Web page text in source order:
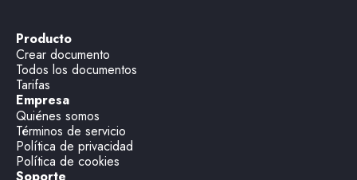
Producto
Crear documento
Todos los documentos
Tarifas
Empresa
Quiénes somos
Términos de servicio
Política de privacidad
Política de cookies